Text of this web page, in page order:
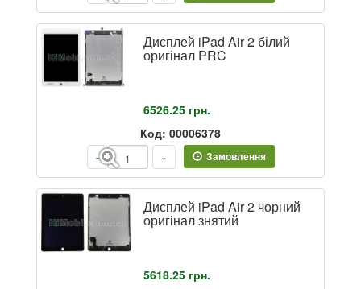
Дисплей iPad Air 2 білий
оригінал PRC
6526.25 грн.
Код: 00006378
- + Замовлення
Дисплей iPad Air 2 чорний
оригінал знятий
5618.25 грн.